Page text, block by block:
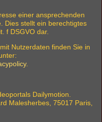
einer ansprechenden
Dies stellt ein berechtigtes
f DSGVO dar.
Nutzerdaten finden Sie in
.
Dailymotion.
Malesherbes, 75017 Paris,